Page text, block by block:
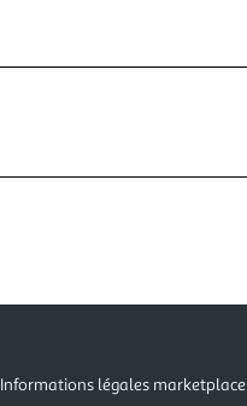
Informations légales marketplace